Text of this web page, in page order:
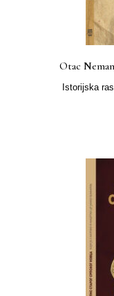
Otac
Istorijska